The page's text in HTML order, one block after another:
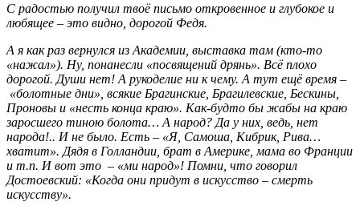
С радостью получил твоё письмо откровенное и глубокое и
любящее – это видно, дорогой Федя.
А я как раз вернулся из Академии, выставка там (кто-то
«нажал»). Ну, понанесли «посвящений дрянь». Всё плохо
дорогой. Души нет! А рукоделие ни к чему. А тут ещё время –
«болотные дни», всякие Брагинские, Брагилевские, Бескины,
Проновы и «несть конца краю». Как-будто бы жабы на краю
заросшего тиною болота… А народ? Да у них, ведь, нет
народа!.. И не было. Есть – «Я, Самоша, Кибрик, Рива…
хватит». Дядя в Голландии, брат в Америке, мама во Франции
и т.п. И вот это – «ми народ»! Помни, что говорил
Достоевский: «Когда они придут в искусство – смерть
искусству».